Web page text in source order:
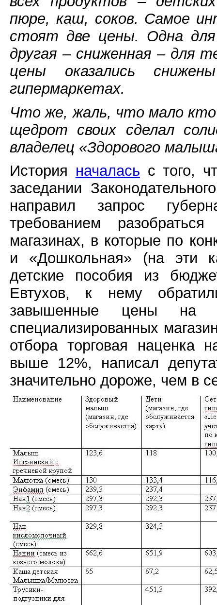
пюре, каш, соков. Самое
стоят две цены. Одна
другая – сниженная – для
цены оказались
гипермаркетах.
Что же, жаль, что мало
щедрот своих сделал
владелец «Здорового
История началась с того,
заседании
направил запрос
требованием
магазинах, в которые по
и «Дошкольная» (на эти
детские пособия из
Евтухов, к нему
завышенные цены на
специализированных
отбора торговая наценка
выше 12%, написал
значительно дороже, чем в